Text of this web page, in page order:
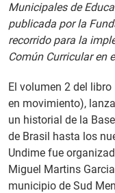
Municipales de
publicada por la
recorrido para la
Común Curricular en
El volumen 2 del libro
en movimiento),
un historial de la
de Brasil hasta los
Undime fue
Miguel Martins
municipio de Sud